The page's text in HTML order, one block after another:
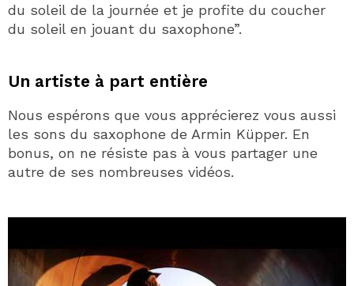
du soleil de la journée et je profite du coucher
du soleil en jouant du saxophone”.
Un artiste à part entière
Nous espérons que vous apprécierez vous aussi
les sons du saxophone de Armin Küpper. En
bonus, on ne résiste pas à vous partager une
autre de ses nombreuses vidéos.